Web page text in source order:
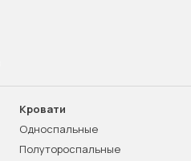
Кровати
Односпальные
Полутороспальные